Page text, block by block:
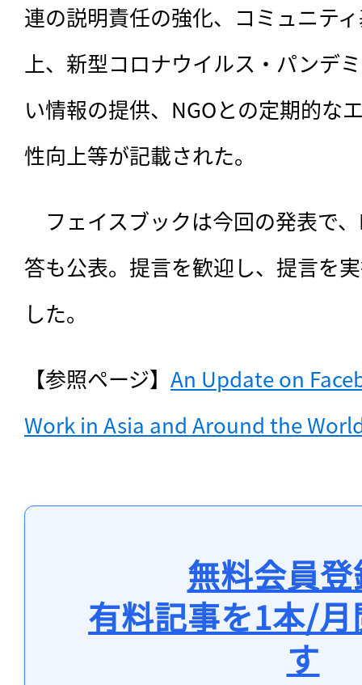
連の説明責任の強化、コミュニテ
上、新型コロナウイルス・パンデ
い情報の提供、NGOとの定期的な
性向上等が記載された。
フェイスブックは今回の発表で
答も公表。提言を歓迎し、提言を
した。
【参照ページ】 An Update on
Work in Asia and Around the
無料会員
有料記事を1本/
す